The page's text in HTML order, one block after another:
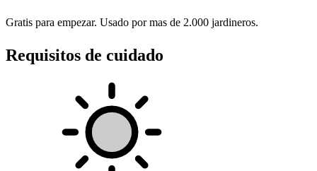
Gratis para empezar. Usado por mas de 2.000 jardineros.
Requisitos de cuidado